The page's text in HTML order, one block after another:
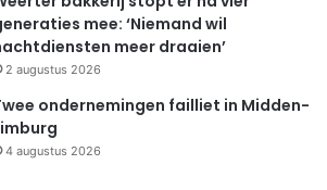
mee: ‘Niemand wil
meer draaien’
2 augustus 2026
ondernemingen failliet in Midden-
4 augustus 2026